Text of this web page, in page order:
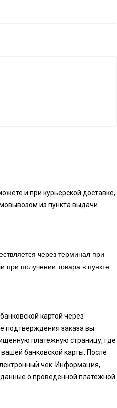
и при курьерской доставке,
из пункта выдачи
через терминал при
при получении товара в пункте
картой через
подтверждения заказа вы
платежную страницу, где
банковской карты. После
чек. Информация,
о проведенной платежной